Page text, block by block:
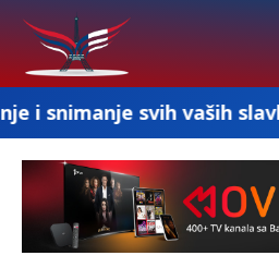
vaših slavlja i događaja